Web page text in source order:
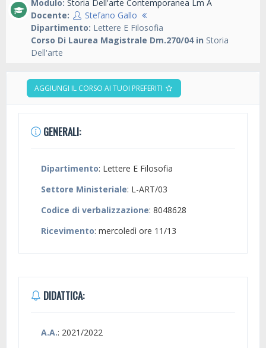
Modulo: Storia Dell'arte Contemporanea Lm A
Docente:
Stefano Gallo
Dipartimento: Lettere E Filosofia
Corso Di Laurea Magistrale Dm.270/04 in Storia
Dell'arte
AGGIUNGI IL CORSO AI TUOI PREFERITI
GENERALI:
Dipartimento: Lettere E Filosofia
Settore Ministeriale: L-ART/03
Codice di verbalizzazione: 8048628
Ricevimento: mercoledì ore 11/13
DIDATTICA:
A.A.: 2021/2022